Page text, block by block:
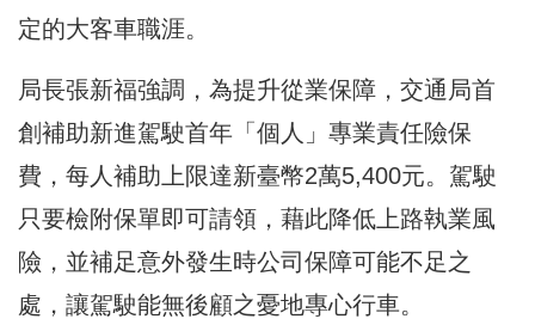
定的大客車職涯。
局長張新福強調，為提升從業保障，交通局首
創補助新進駕駛首年「個人」專業責任險保
費，每人補助上限達新臺幣2萬5,400元。駕駛
只要檢附保單即可請領，藉此降低上路執業風
險，並補足意外發生時公司保障可能不足之
處，讓駕駛能無後顧之憂地專心行車。